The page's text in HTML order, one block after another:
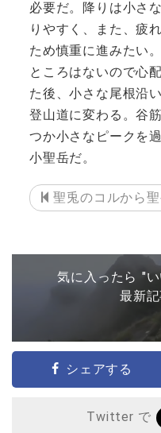
必要だ。降りは小さ
りやすく、また、疲
ため慎重に進みたい
ところはないので心
た後、小さな尾根沿
登山道に変わる。谷
つか小さなピークを
小聖岳だ。
聖兎のコルから聖
気に入ったら "
最新記
シェアする
Twitter で